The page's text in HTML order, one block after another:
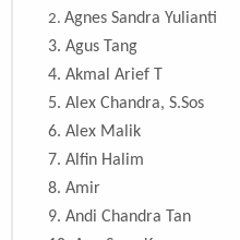
2. Agnes Sandra Yulianti
3. Agus Tang
4. Akmal Arief T
5. Alex Chandra, S.Sos
6. Alex Malik
7. Alfin Halim
8. Amir
9. Andi Chandra Tan